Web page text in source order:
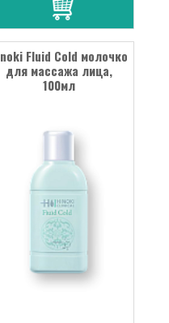
Fluid Сold молочко
для массажа лица,
100мл